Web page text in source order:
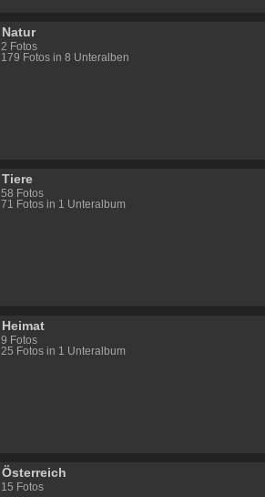
Natur
2 Fotos
179 Fotos in 8 Unteralben
Tiere
58 Fotos
71 Fotos in 1 Unteralbum
Heimat
9 Fotos
25 Fotos in 1 Unteralbum
Österreich
15 Fotos